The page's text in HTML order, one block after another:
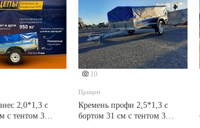
2,0*1,3 с
10
Еще 1 фото
Прицеп
Кремень профи 2,5*1,3 с
бортом 31 см с тентом 30